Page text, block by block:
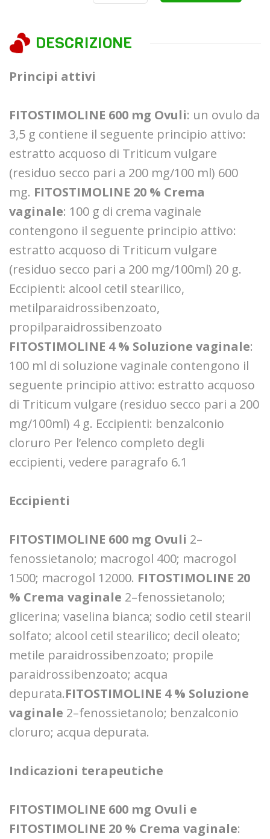
DESCRIZIONE
Principi attivi
FITOSTIMOLINE 600 mg Ovuli: un ovulo da
3,5 g contiene il seguente principio attivo:
estratto acquoso di Triticum vulgare
(residuo secco pari a 200 mg/100 ml) 600
mg. FITOSTIMOLINE 20 % Crema
vaginale: 100 g di crema vaginale
contengono il seguente principio attivo:
estratto acquoso di Triticum vulgare
(residuo secco pari a 200 mg/100ml) 20 g.
Eccipienti: alcool cetil stearilico,
metilparaidrossibenzoato,
propilparaidrossibenzoato
FITOSTIMOLINE 4 % Soluzione vaginale:
100 ml di soluzione vaginale contengono il
seguente principio attivo: estratto acquoso
di Triticum vulgare (residuo secco pari a 200
mg/100ml) 4 g. Eccipienti: benzalconio
cloruro Per l’elenco completo degli
eccipienti, vedere paragrafo 6.1
Eccipienti
FITOSTIMOLINE 600 mg Ovuli 2–
fenossietanolo; macrogol 400; macrogol
1500; macrogol 12000. FITOSTIMOLINE 20
% Crema vaginale 2–fenossietanolo;
glicerina; vaselina bianca; sodio cetil stearil
solfato; alcool cetil stearilico; decil oleato;
metile paraidrossibenzoato; propile
paraidrossibenzoato; acqua
depurata.FITOSTIMOLINE 4 % Soluzione
vaginale 2–fenossietanolo; benzalconio
cloruro; acqua depurata.
Indicazioni terapeutiche
FITOSTIMOLINE 600 mg Ovuli e
FITOSTIMOLINE 20 % Crema vaginale: